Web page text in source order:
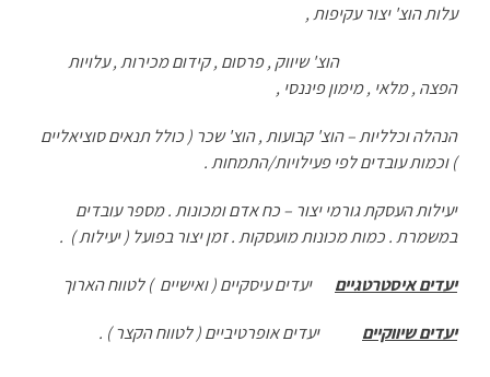
עלות הוצ' יצור עקיפות ,
הוצ' שיווק , פרסום , קידום מכירות , עלויות
הפצה , מלאי , מימון פיננסי ,
הנהלה וכלליות – הוצ' קבועות , הוצ' שכר ( כולל תנאים סוציאליים
) וכמות עובדים לפי פעילויות/התמחות .
יעילות העסקת גורמי יצור – כח אדם ומכונות . מספר עובדים
במשמרת . כמות מכונות מועסקות . זמן יצור בפועל ( יעילות ) .
יעדים איסטרטגיים יעדים עיסקיים ( ואישיים ) לטווח הארוך
יעדים שיווקיים יעדים אופרטיביים ( לטווח הקצר ) .